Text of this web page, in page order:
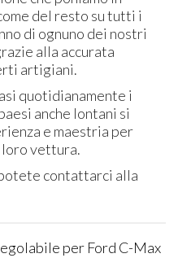
del resto su tutti i
di ognuno dei nostri
alla accurata
artigiani.
quotidianamente i
anche lontani si
e maestria per
vettura.
contattarci alla
per Ford C-Max